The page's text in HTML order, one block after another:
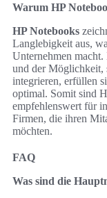
Warum HP
HP Notebooks
Langlebigkeit aus,
Unternehmen
und der Möglichkeit,
integrieren, erfüllen
optimal. Somit sind
empfehlenswert für
Firmen, die ihren
möchten.
FAQ
Was sind die